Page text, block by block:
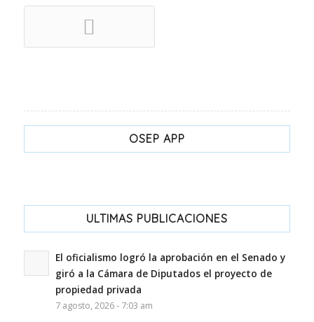
OSEP APP
ULTIMAS PUBLICACIONES
El oficialismo logró la aprobación en el Senado y
giró a la Cámara de Diputados el proyecto de
propiedad privada
7 agosto, 2026 - 7:03 am